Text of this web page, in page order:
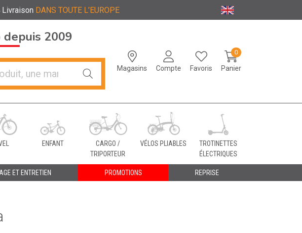
Livraison DANS TOUTE L’EUROPE
Magasins Compte Favoris Panier
0
2009
ENFANT
CARGO /
TRIPORTEUR
VÉLOS PLIABLES
TROTINETTES
ÉLECTRIQUES
ET ENTRETIEN PROMOTIONS REPRISE